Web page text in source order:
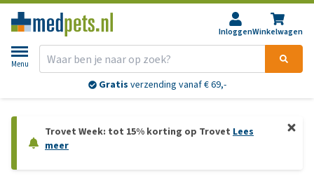
InloggenWinkelwagen
Menu
Gratis verzending vanaf € 69,-
Trovet Week: tot 15% korting op Trovet Lees
meer